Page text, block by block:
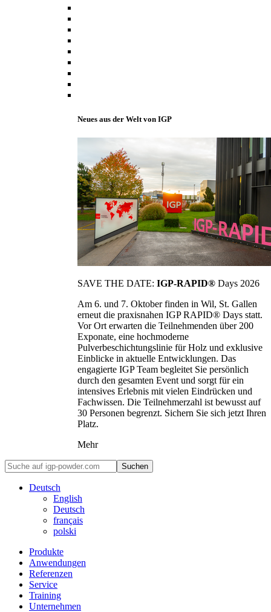
Neues aus der Welt von IGP
SAVE THE DATE: IGP-RAPID® Days 2026
Am 6. und 7. Oktober finden in Wil, St. Gallen
erneut die praxisnahen IGP RAPID® Days statt.
Vor Ort erwarten die Teilnehmenden über 200
Exponate, eine hochmoderne
Pulverbeschichtungslinie für Holz und exklusive
Einblicke in aktuelle Entwicklungen. Das
engagierte IGP Team begleitet Sie persönlich
durch den gesamten Event und sorgt für ein
intensives Erlebnis mit vielen Eindrücken und
Fachwissen. Die Teilnehmerzahl ist bewusst auf
30 Personen begrenzt. Sichern Sie sich jetzt Ihren
Platz.
Mehr
Suchen
Deutsch
English
Deutsch
français
polski
Produkte
Anwendungen
Referenzen
Service
Training
Unternehmen